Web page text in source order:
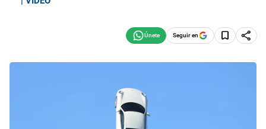
Seguir en